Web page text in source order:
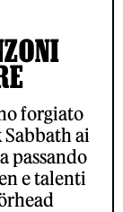
forgiato
ai
passando
e talenti